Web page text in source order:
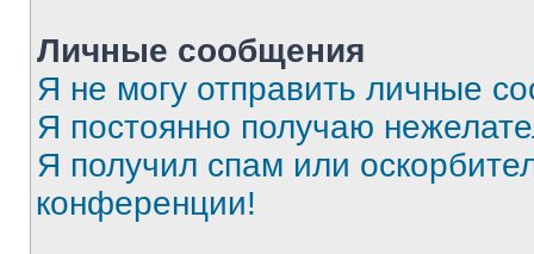
Личные сообщения
Я не могу отправить личные
Я постоянно получаю
Я получил спам или
конференции!